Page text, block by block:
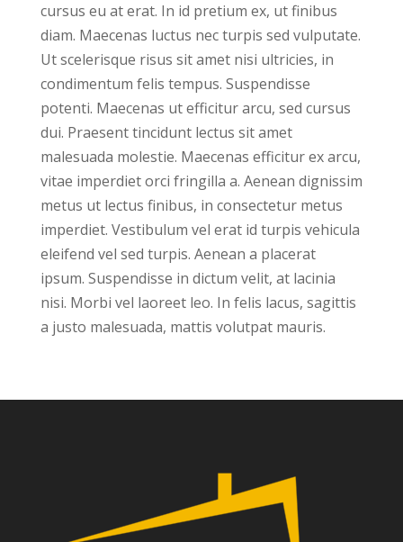
cursus eu at erat. In id pretium ex, ut finibus
diam. Maecenas luctus nec turpis sed vulputate.
Ut scelerisque risus sit amet nisi ultricies, in
condimentum felis tempus. Suspendisse
potenti. Maecenas ut efficitur arcu, sed cursus
dui. Praesent tincidunt lectus sit amet
malesuada molestie. Maecenas efficitur ex arcu,
vitae imperdiet orci fringilla a. Aenean dignissim
metus ut lectus finibus, in consectetur metus
imperdiet. Vestibulum vel erat id turpis vehicula
eleifend vel sed turpis. Aenean a placerat
ipsum. Suspendisse in dictum velit, at lacinia
nisi. Morbi vel laoreet leo. In felis lacus, sagittis
a justo malesuada, mattis volutpat mauris.